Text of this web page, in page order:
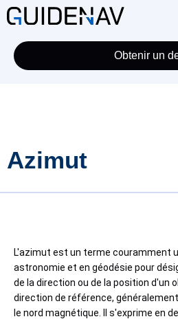
Obtenir un
Azimut
L'azimut est un terme couramment
astronomie et en géodésie pour
de la direction ou de la position d'un
direction de référence,
le nord magnétique. Il s'exprime en